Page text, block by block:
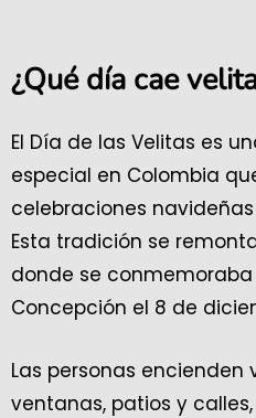
¿Qué día cae
El Día de las Velitas es
especial en Colombia
celebraciones
Esta tradición se
donde se
Concepción el 8 de
Las personas encienden
ventanas, patios y